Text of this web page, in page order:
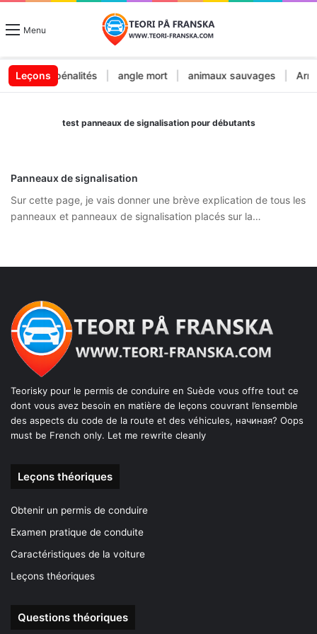
Menu
Leçonset pénalités | angle mort | animaux sauvages |
test panneaux de signalisation pour débutants
Panneaux de signalisation
Sur cette page, je vais donner une brève explication de tous les
panneaux et panneaux de signalisation placés sur la…
Teorisky pour le permis de conduire en Suède vous offre tout ce
dont vous avez besoin en matière de leçons couvrant l’ensemble
des aspects du code de la route et des véhicules, начиная? Oops
must be French only. Let me rewrite cleanly
Leçons théoriques
Obtenir un permis de conduire
Examen pratique de conduite
Caractéristiques de la voiture
Leçons théoriques
Questions théoriques